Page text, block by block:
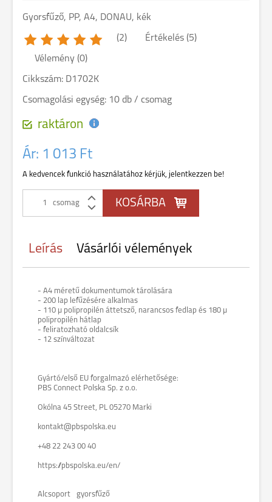
Gyorsfűző, PP, A4, DONAU, kék
(2) Értékelés (5)
Vélemény (0)
Cikkszám: D1702K
Csomagolási egység: 10 db / csomag
raktáron
Ár: 1 013 Ft
A kedvencek funkció használatához kérjük, jelentkezzen be!
csomag
Leírás Vásárlói vélemények
- A4 méretű dokumentumok tárolására
- 200 lap lefűzésére alkalmas
- 110 µ polipropilén áttetsző, narancsos fedlap és 180 µ
polipropilén hátlap
- feliratozható oldalcsík
- 12 színváltozat
Gyártó/első EU forgalmazó elérhetősége:
PBS Connect Polska Sp. z o.o.
Okólna 45 Street, PL 05270 Marki
kontakt@pbspolska.eu
+48 22 243 00 40
https://pbspolska.eu/en/
Alcsoport gyorsfűző